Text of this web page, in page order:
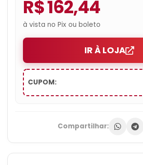
R$ 162,44
à vista no Pix ou boleto
IR À LOJA
CUPOM:
Compartilhar: